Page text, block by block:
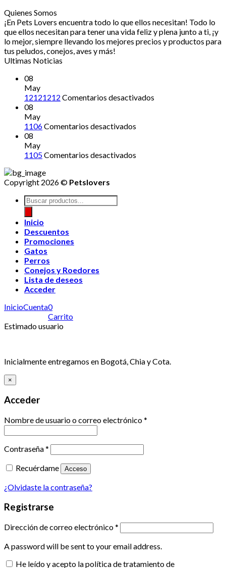
era:
$32,000.$27,800.
Quienes Somos
¡En Pets Lovers encuentra todo lo que ellos necesitan! Todo lo
que ellos necesitan para tener una vida feliz y plena junto a ti, ¡y
lo mejor, siempre llevando los mejores precios y productos para
tus peludos, conejos, aves y más!
Ultimas Noticias
08
May
12121212 Comentarios desactivados
08
May
1106Comentarios desactivados
08
May
1105Comentarios desactivados
Copyright 2026 © Petslovers
Búsqueda
de
productos
Inicio
Descuentos
Promociones
Gatos
Perros
Conejos y Roedores
Lista de deseos
Acceder
InicioCuenta0
Carrito
Estimado usuario
Inicialmente entregamos en Bogotá, Chia y Cota.
×
Acceder
Nombre de usuario o correo electrónico*
Contraseña*
Recuérdame
Acceso
¿Olvidaste la contraseña?
Registrarse
Dirección de correo electrónico*
A password will be sent to your email address.
He leído y acepto la política de tratamiento de